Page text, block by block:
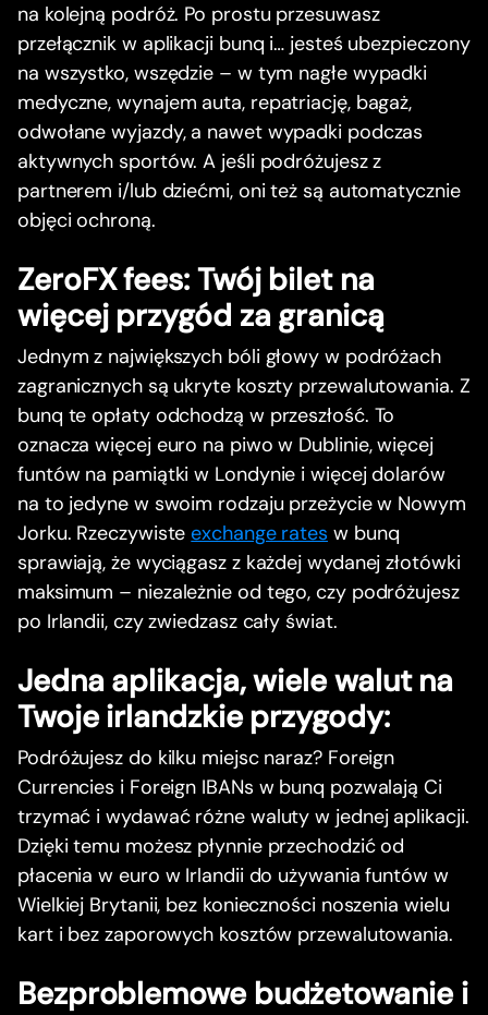
na kolejną podróż. Po prostu przesuwasz
przełącznik w aplikacji bunq i… jesteś ubezpieczony
na wszystko, wszędzie – w tym nagłe wypadki
medyczne, wynajem auta, repatriację, bagaż,
odwołane wyjazdy, a nawet wypadki podczas
aktywnych sportów. A jeśli podróżujesz z
partnerem i/lub dziećmi, oni też są automatycznie
objęci ochroną.
ZeroFX fees: Twój bilet na
więcej przygód za granicą
Jednym z największych bóli głowy w podróżach
zagranicznych są ukryte koszty przewalutowania. Z
bunq te opłaty odchodzą w przeszłość. To
oznacza więcej euro na piwo w Dublinie, więcej
funtów na pamiątki w Londynie i więcej dolarów
na to jedyne w swoim rodzaju przeżycie w Nowym
Jorku. Rzeczywisteexchange rates w bunq
sprawiają, że wyciągasz z każdej wydanej złotówki
maksimum – niezależnie od tego, czy podróżujesz
po Irlandii, czy zwiedzasz cały świat.
Jedna aplikacja, wiele walut na
Twoje irlandzkie przygody:
Podróżujesz do kilku miejsc naraz? Foreign
Currencies i Foreign IBANs w bunq pozwalają Ci
trzymać i wydawać różne waluty w jednej aplikacji.
Dzięki temu możesz płynnie przechodzić od
płacenia w euro w Irlandii do używania funtów w
Wielkiej Brytanii, bez konieczności noszenia wielu
kart i bez zaporowych kosztów przewalutowania.
Bezproblemowe budżetowanie i